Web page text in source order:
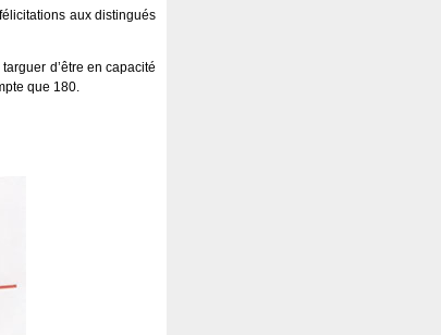
aux distingués
d’être en capacité
que 180.